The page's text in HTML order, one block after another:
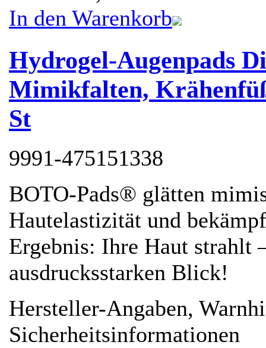
In den Warenkorb
Hydrogel-Augenpads
Mimikfalten,
St
9991-475151338
BOTO-Pads® glätten
Hautelastizität und
Ergebnis: Ihre Haut strahlt
ausdrucksstarken Blick!
Hersteller-Angaben,
Sicherheitsinformationen